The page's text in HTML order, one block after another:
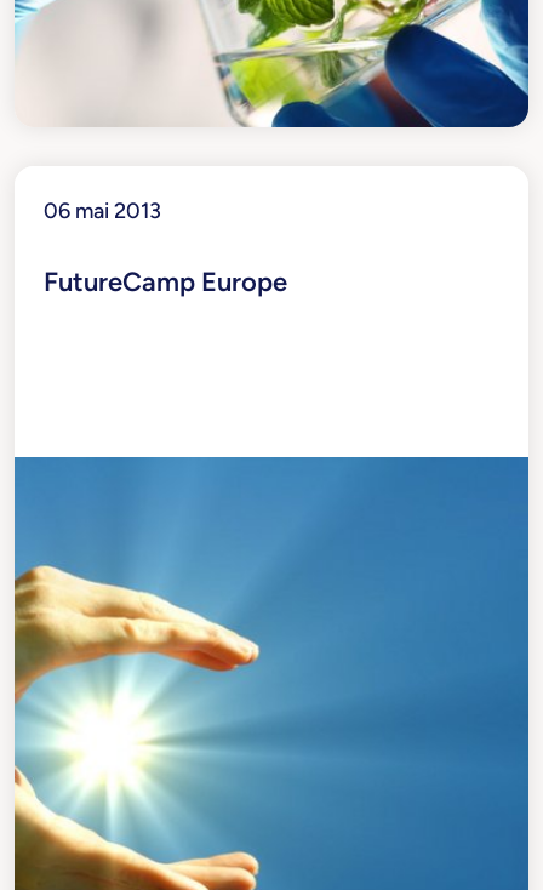
06 mai 2013
FutureCamp Europe